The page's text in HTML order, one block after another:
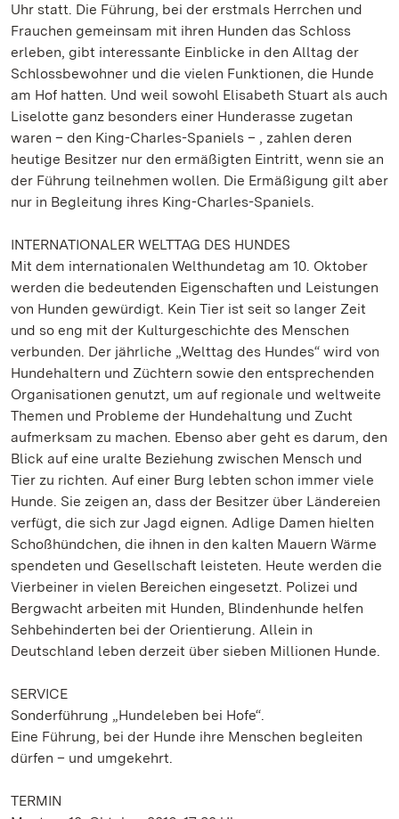
Uhr statt. Die Führung, bei der erstmals Herrchen und
Frauchen gemeinsam mit ihren Hunden das Schloss
erleben, gibt interessante Einblicke in den Alltag der
Schlossbewohner und die vielen Funktionen, die Hunde
am Hof hatten. Und weil sowohl Elisabeth Stuart als auch
Liselotte ganz besonders einer Hunderasse zugetan
waren – den King-Charles-Spaniels – , zahlen deren
heutige Besitzer nur den ermäßigten Eintritt, wenn sie an
der Führung teilnehmen wollen. Die Ermäßigung gilt aber
nur in Begleitung ihres King-Charles-Spaniels.
INTERNATIONALER WELTTAG DES HUNDES
Mit dem internationalen Welthundetag am 10. Oktober
werden die bedeutenden Eigenschaften und Leistungen
von Hunden gewürdigt. Kein Tier ist seit so langer Zeit
und so eng mit der Kulturgeschichte des Menschen
verbunden. Der jährliche „Welttag des Hundes“ wird von
Hundehaltern und Züchtern sowie den entsprechenden
Organisationen genutzt, um auf regionale und weltweite
Themen und Probleme der Hundehaltung und Zucht
aufmerksam zu machen. Ebenso aber geht es darum, den
Blick auf eine uralte Beziehung zwischen Mensch und
Tier zu richten. Auf einer Burg lebten schon immer viele
Hunde. Sie zeigen an, dass der Besitzer über Ländereien
verfügt, die sich zur Jagd eignen. Adlige Damen hielten
Schoßhündchen, die ihnen in den kalten Mauern Wärme
spendeten und Gesellschaft leisteten. Heute werden die
Vierbeiner in vielen Bereichen eingesetzt. Polizei und
Bergwacht arbeiten mit Hunden, Blindenhunde helfen
Sehbehinderten bei der Orientierung. Allein in
Deutschland leben derzeit über sieben Millionen Hunde.
SERVICE
Sonderführung „Hundeleben bei Hofe“.
Eine Führung, bei der Hunde ihre Menschen begleiten
dürfen – und umgekehrt.
TERMIN